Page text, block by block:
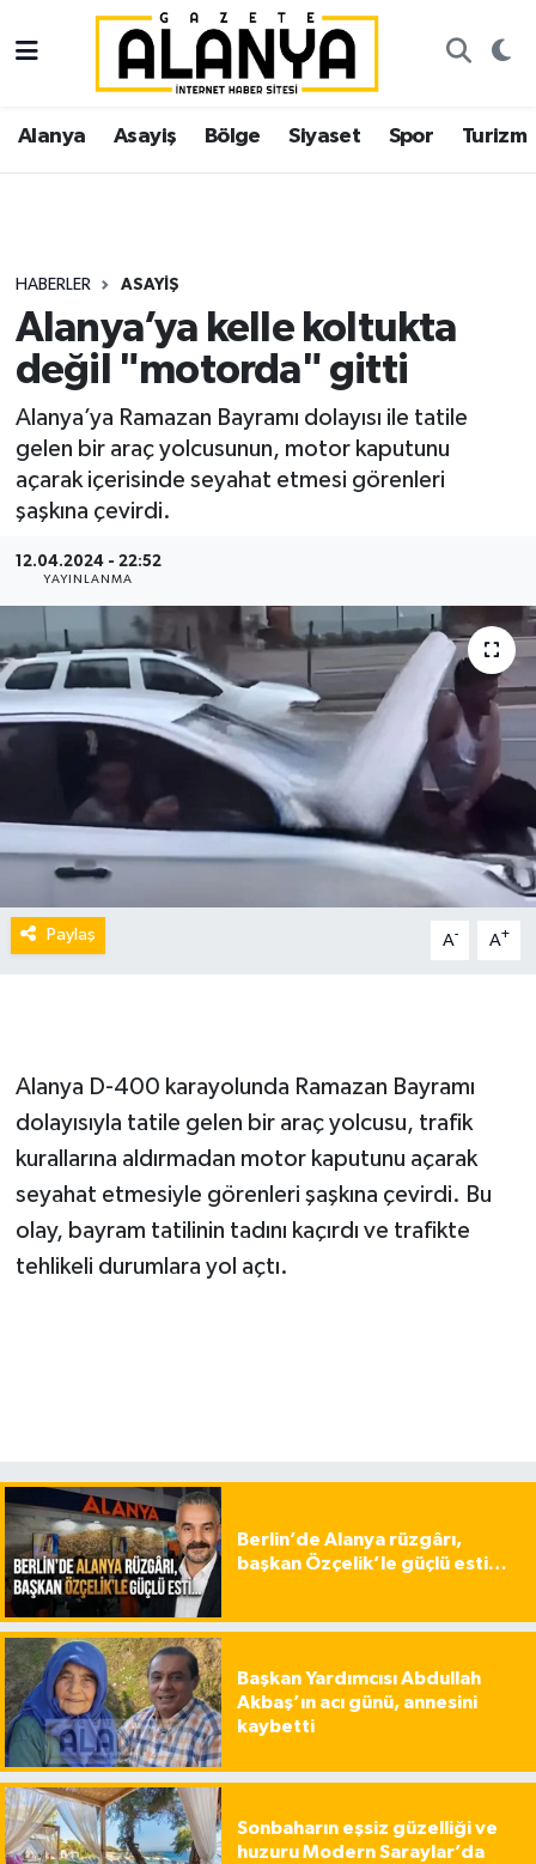
Alanya Asayiş Bölge Siyaset Spor Turizm
HABERLER ASAYIŞ
Alanya’ya kelle koltukta
değil "motorda" gitti
Alanya’ya Ramazan Bayramı dolayısı ile tatile
gelen bir araç yolcusunun, motor kaputunu
açarak içerisinde seyahat etmesi görenleri
şaşkına çevirdi.
12.04.2024 - 22:52
YAYINLANMA
Paylaş A- A+
Alanya D-400 karayolunda Ramazan Bayramı
dolayısıyla tatile gelen bir araç yolcusu, trafik
kurallarına aldırmadan motor kaputunu açarak
seyahat etmesiyle görenleri şaşkına çevirdi. Bu
olay, bayram tatilinin tadını kaçırdı ve trafikte
tehlikeli durumlara yol açtı.
Berlin’de Alanya rüzgârı,
başkan Özçelik’le güçlü esti…
Başkan Yardımcısı Abdullah
Akbaş’ın acı günü, annesini
kaybetti
Sonbaharın eşsiz güzelliği ve
huzuru Modern Saraylar’da
Alanya
Asayiş
Siyaset
Spor
Turizm
Ekonomi
Gazipaşa
İstanbul Nöbetçi Eczaneler
İstanbul Hava Durumu
Süper Lig Puan Durumu ve Fikstür
Tüm Manşetler
Son Dakika Haberleri
Haber Arşivi